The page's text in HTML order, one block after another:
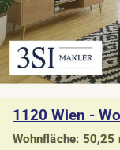
1120 Wien -
Wohnfläche: